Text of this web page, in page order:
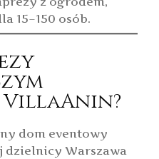
15–150 osób.
VillaAnin?
dom eventowy
dzielnicy Warszawa